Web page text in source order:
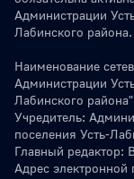
Администрации
Лабинского района.
Наименование
Администрации
Лабинского района"
Учредитель:
поселения Усть-
Главный редактор:
Адрес электронной